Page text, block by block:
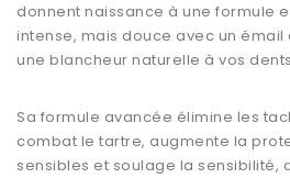
donnent naissance à une formule
intense, mais douce avec un
une blancheur naturelle à vos
Sa formule avancée élimine les
combat le tartre, augmente la
sensibles et soulage la sensibilité,